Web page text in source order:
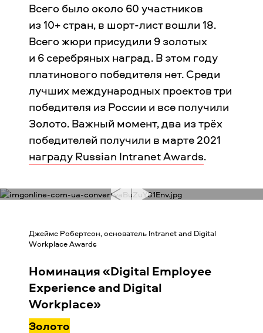
Всего было около 60 участников
из 10+ стран, в шорт-лист вошли 18.
Всего жюри присудили 9 золотых
и 6 серебряных наград. В этом году
платинового победителя нет. Среди
лучших международных проектов три
победителя из России и все получили
Золото. Важный момент, два из трёх
победителей получили в марте 2021
награду Russian Intranet Awards.
Джеймс Робертсон, основатель Intranet and Digital
Workplace Awards
Номинация «Digital Employee
Experience and Digital
Workplace»
Золото